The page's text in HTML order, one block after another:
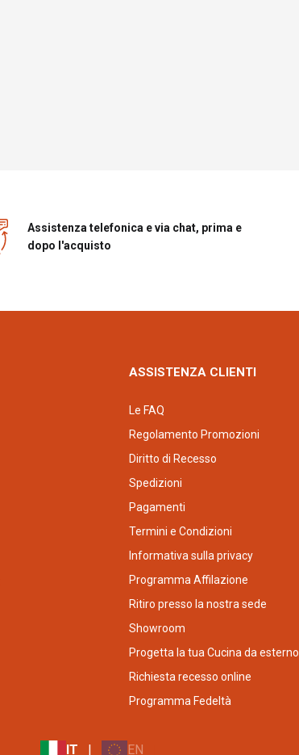
Assistenza telefonica e via chat, prima e
dopo l'acquisto
ASSISTENZA CLIENTI
Le FAQ
Regolamento Promozioni
Diritto di Recesso
Spedizioni
Pagamenti
Termini e Condizioni
Informativa sulla privacy
Programma Affilazione
Ritiro presso la nostra sede
Showroom
Progetta la tua Cucina da esterno
Richiesta recesso online
Programma Fedeltà
IT | EN